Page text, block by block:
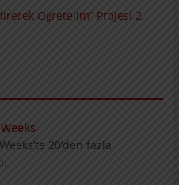
Öğretelim” Projesi 2.
20’den fazla